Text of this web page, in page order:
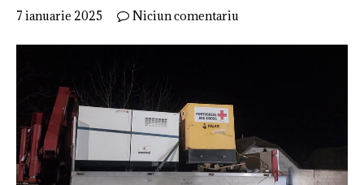
7 ianuarie 2025 Niciun comentariu